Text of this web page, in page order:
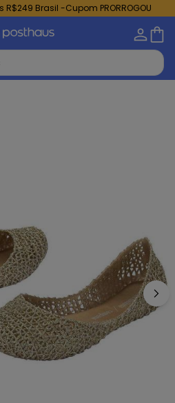
R$249 Brasil -Cupom PRORROGOU